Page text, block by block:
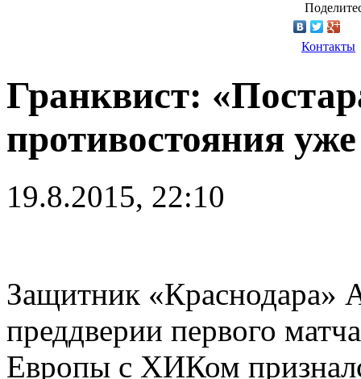
Контакты
Гранквист:
противостояния
19.8.2015, 22:10
Защитник «Краснодара»
преддверии первого
Европы с ХИКом